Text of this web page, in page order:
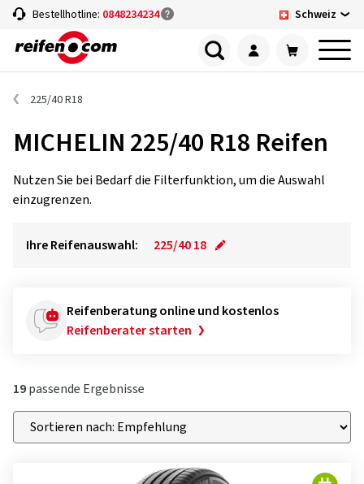
Bestellhotline: 0848234234 Schweiz
225/40 R18
MICHELIN 225/40 R18 Reifen
Nutzen Sie bei Bedarf die Filterfunktion, um die Auswahl
einzugrenzen.
Ihre Reifenauswahl: 225/40 18
Reifenberatung online und kostenlos
Reifenberater starten
19passende Ergebnisse